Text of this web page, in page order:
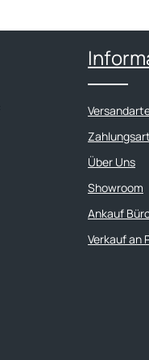
Kartonage
Über Uns
Showroom
Ankauf
Verkauf an